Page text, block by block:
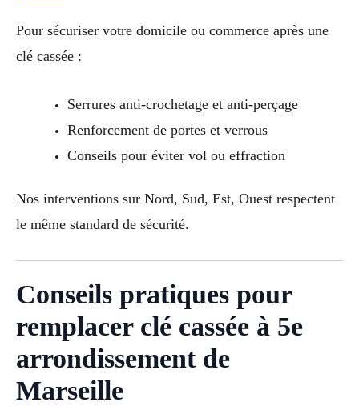
Pour sécuriser votre domicile ou commerce après une
clé cassée :
Serrures anti-crochetage et anti-perçage
Renforcement de portes et verrous
Conseils pour éviter vol ou effraction
Nos interventions sur Nord, Sud, Est, Ouest respectent
le même standard de sécurité.
Conseils pratiques pour
remplacer clé cassée à 5e
arrondissement de
Marseille